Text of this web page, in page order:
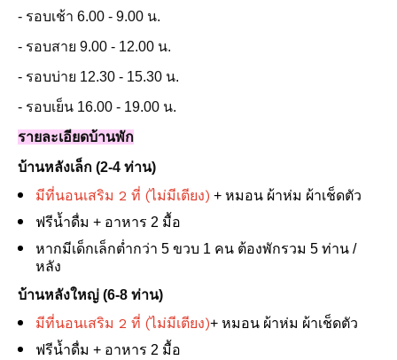
- รอบเช้า 6.00 - 9.00 น.
- รอบสาย 9.00 - 12.00 น.
- รอบบ่าย 12.30 - 15.30 น.
- รอบเย็น 16.00 - 19.00 น.
รายละเอียดบ้านพัก
บ้านหลังเล็ก (2-4 ท่าน)
มีที่นอนเสริม 2 ที่ (ไม่มีเตียง) + หมอน ผ้าห่ม ผ้าเช็ดตัว
ฟรีน้ำดื่ม + อาหาร 2 มื้อ
หากมีเด็กเล็กต่ำกว่า 5 ขวบ 1 คน ต้องพักรวม 5 ท่าน /
หลัง
บ้านหลังใหญ่ (6-8 ท่าน)
มีที่นอนเสริม 2 ที่ (ไม่มีเตียง)+ หมอน ผ้าห่ม ผ้าเช็ดตัว
ฟรีน้ำดื่ม + อาหาร 2 มื้อ